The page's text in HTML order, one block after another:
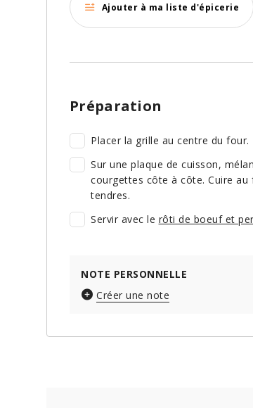
Ajouter à ma liste d'épicerie
Préparation
Placer la grille au centre du four.
Sur une plaque de cuisson,
courgettes côte à côte. Cuire
tendres.
Servir avec le rôti de boeuf et
NOTE PERSONNELLE
Créer une note